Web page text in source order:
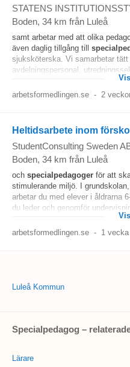
STATENS
Boden, 34 km från Luleå
samt arbetar med att olika
även daglig tillgång till
sjuksköterska. Vi samarbetar
avdelningspersonal,
arbetsformedlingen.se - 2
Heltidsarbete inom
StudentConsulting Sweden
Boden, 34 km från Luleå
och specialpedagoger för att
stimulerande miljö. I
arbetar du med elever i åldrarna
du leder och genomför
arbetsformedlingen.se - 1
Luleå Kommun
Specialpedagog –
Lärare